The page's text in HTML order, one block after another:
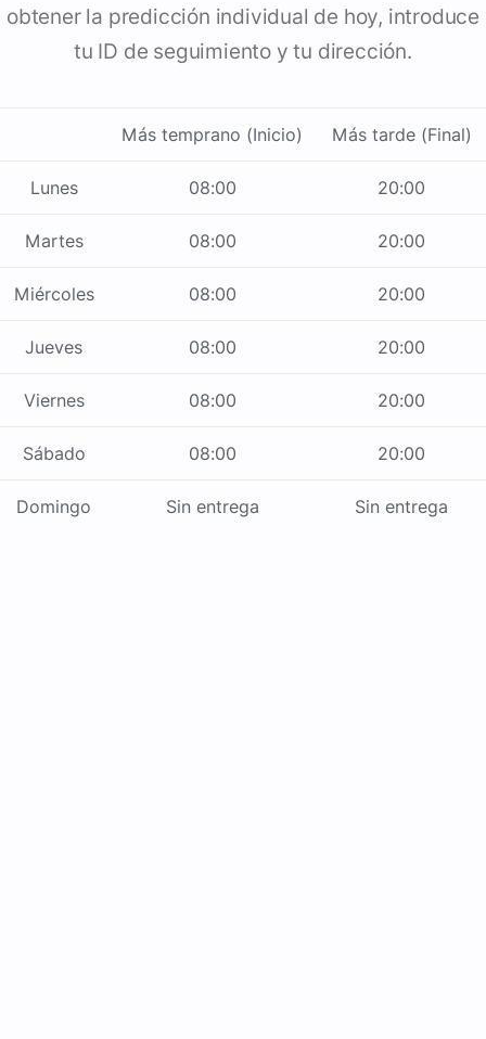
obtener la predicción individual de hoy, introduce
tu ID de seguimiento y tu dirección.
Más temprano (Inicio) Más tarde (Final)
Lunes 08:00 20:00
Martes 08:00 20:00
Miércoles 08:00 20:00
Jueves 08:00 20:00
Viernes 08:00 20:00
Sábado 08:00 20:00
Domingo Sin entrega Sin entrega